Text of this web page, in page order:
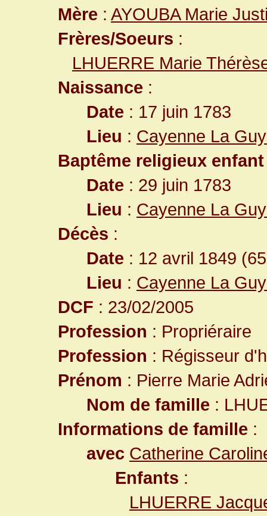
Mère : AYOUBA Marie
Frères/Soeurs :
LHUERRE Marie
Naissance :
Date : 17 juin 1783
Lieu : Cayenne La
Baptême religieux enfant
Date : 29 juin 1783
Lieu : Cayenne La
Décès :
Date : 12 avril 1849
Lieu : Cayenne La
DCF : 23/02/2005
Profession : Propriéraire
Profession : Régisseur
Prénom : Pierre Marie
Nom de famille :
Informations de famille :
avec Catherine
Enfants :
LHUERRE